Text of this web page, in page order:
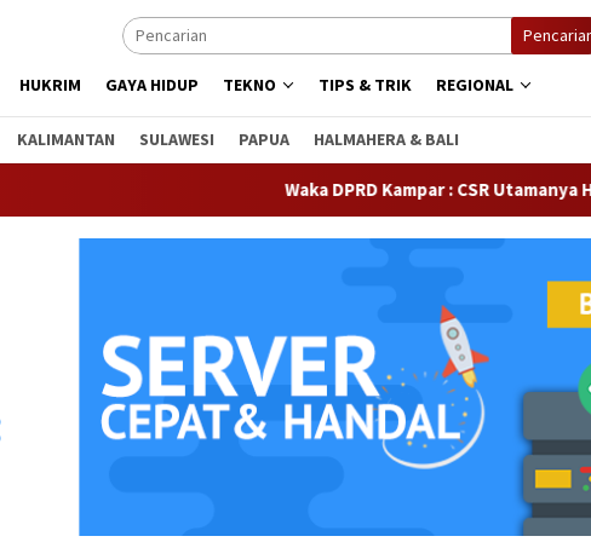
HUKRIM GAYA HIDUP TEKNO TIPS & TRIK REGIONAL
KALIMANTAN SULAWESI PAPUA HALMAHERA & BALI
Waka DPRD Kampar : CSR Utamanya